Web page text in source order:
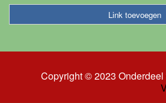
Link toevoegen
Copyright © 2023 Onderdeel